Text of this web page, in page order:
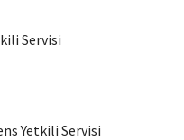
Servisi
Yetkili Servisi